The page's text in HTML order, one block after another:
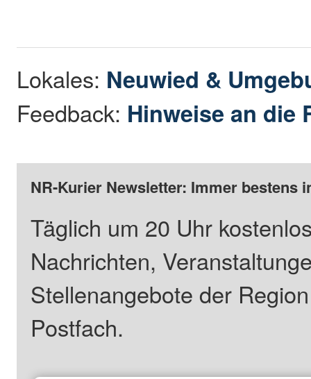
Lokales: Neuwied &
Feedback: Hinweise an die
NR-Kurier Newsletter: Immer bestens
Täglich um 20 Uhr
Nachrichten,
Stellenangebote der
Postfach.